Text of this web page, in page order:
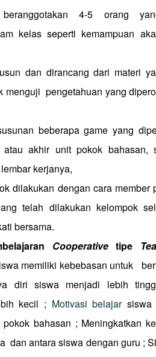
beranggotakan 4-5 orang
kelas seperti kemampuan
dan dirancang dari materi
menguji pengetahuan yang
beberapa game yang
akhir unit pokok bahasan,
kerjanya,
dilakukan dengan cara member
telah dilakukan kelompok
bersama.
Cooperativetipe
memiliki kebebasan untuk
diri siswa menjadi lebih
kecil ; Motivasi belajarsiswa
bahasan ; Meningkatkan
dan antara siswa dengan guru ;